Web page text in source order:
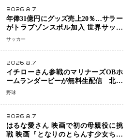
2026.8.7
年俸31億円にグッズ売上20％…サラー
がトラブゾンスポル加入 世界サッカ
ーは「五大リーグ一強」から新時代へ
サッカー
2026.8.7
イチローさん参戦のマリナーズOBホ
ームランダービーが無料生配信 北米
ならではの“魅せる興行”に世界が注目
野球
2026.8.7
はるな愛さん 映画で初の母親役に挑
戦 映画『となりのとらんす少女ちゃ